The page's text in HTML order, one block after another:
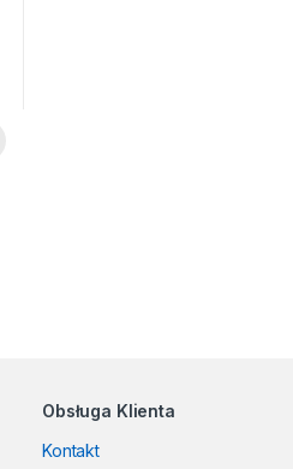
Obsługa Klienta
Kontakt